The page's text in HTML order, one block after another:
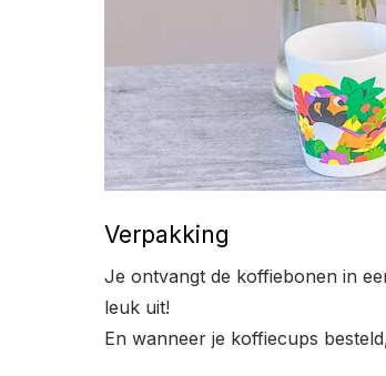
Verpakking
Je ontvangt de koffiebonen in
leuk uit!
En wanneer je koffiecups